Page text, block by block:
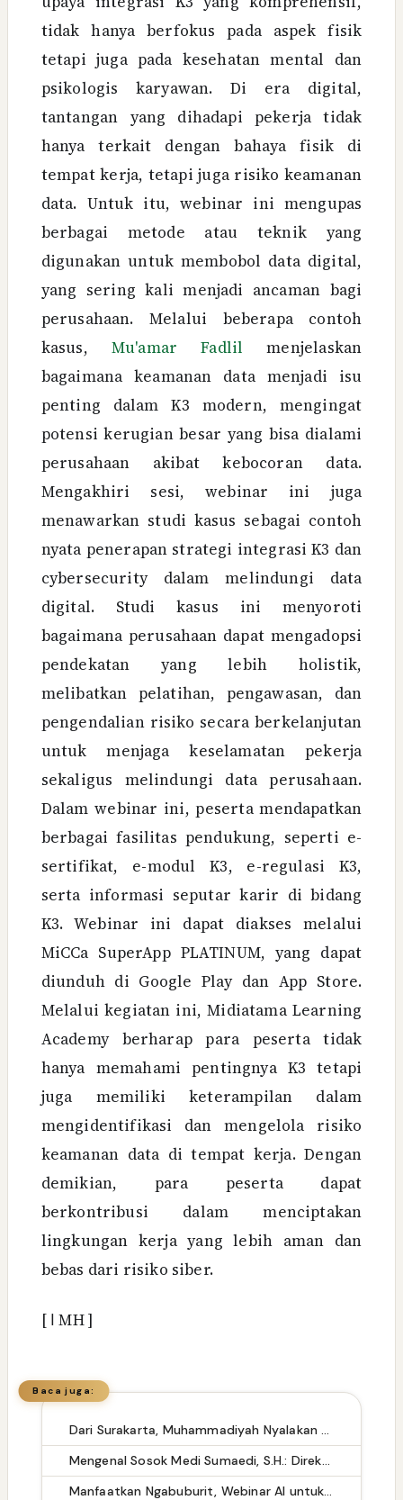
tidak hanya berfokus pada aspek fisik
tetapi juga pada kesehatan mental dan
psikologis karyawan. Di era digital,
tantangan yang dihadapi pekerja tidak
hanya terkait dengan bahaya fisik di
tempat kerja, tetapi juga risiko keamanan
data. Untuk itu, webinar ini mengupas
berbagai metode atau teknik yang
digunakan untuk membobol data digital,
yang sering kali menjadi ancaman bagi
perusahaan. Melalui beberapa contoh
kasus, Mu'amar Fadlil menjelaskan
bagaimana keamanan data menjadi isu
penting dalam K3 modern, mengingat
potensi kerugian besar yang bisa dialami
perusahaan akibat kebocoran data.
Mengakhiri sesi, webinar ini juga
menawarkan studi kasus sebagai contoh
nyata penerapan strategi integrasi K3 dan
cybersecurity dalam melindungi data
digital. Studi kasus ini menyoroti
bagaimana perusahaan dapat mengadopsi
pendekatan yang lebih holistik,
melibatkan pelatihan, pengawasan, dan
pengendalian risiko secara berkelanjutan
untuk menjaga keselamatan pekerja
sekaligus melindungi data perusahaan.
Dalam webinar ini, peserta mendapatkan
berbagai fasilitas pendukung, seperti e-
sertifikat, e-modul K3, e-regulasi K3,
serta informasi seputar karir di bidang
K3. Webinar ini dapat diakses melalui
MiCCa SuperApp PLATINUM, yang dapat
diunduh di Google Play dan App Store.
Melalui kegiatan ini, Midiatama Learning
Academy berharap para peserta tidak
hanya memahami pentingnya K3 tetapi
juga memiliki keterampilan dalam
mengidentifikasi dan mengelola risiko
keamanan data di tempat kerja. Dengan
demikian, para peserta dapat
berkontribusi dalam menciptakan
lingkungan kerja yang lebih aman dan
bebas dari risiko siber.
[ ا MH ]
Baca juga:
Dari Surakarta, Muhammadiyah Nyalakan Gerakan Dakwah Digital yang Mencerahkan
Mengenal Sosok Medi Sumaedi, S.H.: Direktur Eksekutif KADIN Tangsel dengan Rekam Jejak Kepemimpinan Lintas Sektor
Manfaatkan Ngabuburit, Webinar AI untuk K3 Hadirkan 5 Platform Digital yang Bisa Diakses Gratis